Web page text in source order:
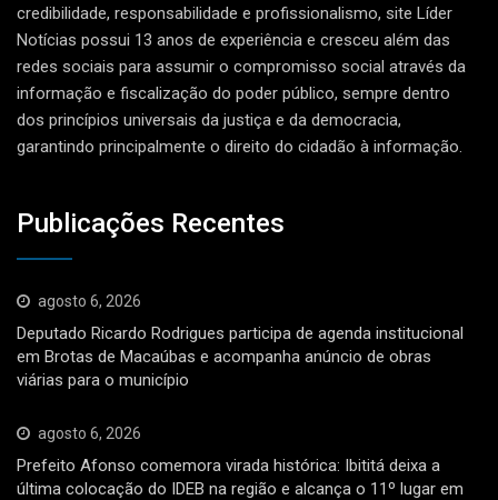
credibilidade, responsabilidade e profissionalismo, site Líder
Notícias possui 13 anos de experiência e cresceu além das
redes sociais para assumir o compromisso social através da
informação e fiscalização do poder público, sempre dentro
dos princípios universais da justiça e da democracia,
garantindo principalmente o direito do cidadão à informação.
Publicações Recentes
agosto 6, 2026
Deputado Ricardo Rodrigues participa de agenda institucional
em Brotas de Macaúbas e acompanha anúncio de obras
viárias para o município
agosto 6, 2026
Prefeito Afonso comemora virada histórica: Ibititá deixa a
última colocação do IDEB na região e alcança o 11º lugar em